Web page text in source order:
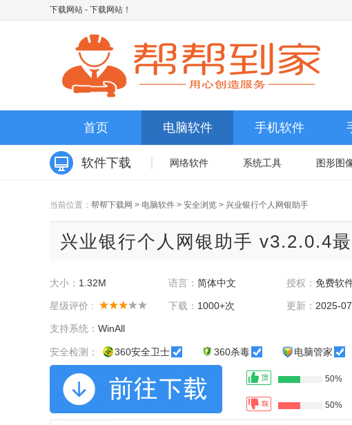
下载网站 - 下载网站！
首页 电脑软件 手机软件
软件下载 网络软件 系统工具 图形图
当前位置： 帮帮下载网 > 电脑软件 > 安全浏览 > 兴业银行个人网银助手
兴业银行个人网银助手 v3.2.0.4
大小： 1.32M 语言： 简体中文 授权：免费软
星级评价 : 下载： 1000+次 更新： 2025-
支持系统： WinAll
安全检测： 360安全卫士 360杀毒 电脑管家
50%
50%